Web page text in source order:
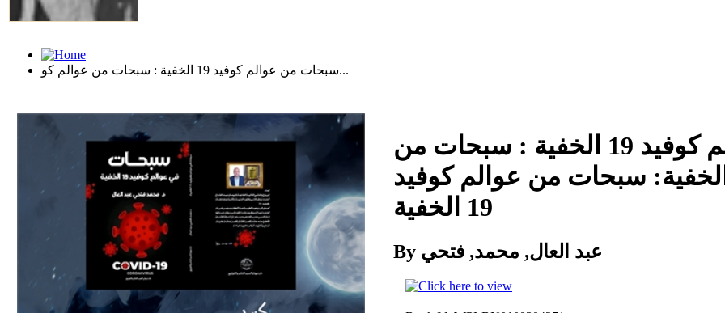
سبحات من عوالم كوفيد 19 الخفية : سبحات من عوالم كو...
Download
سبحات من عوالم كوفيد 19 الخفية : سبحات من
كوفيد 19 الخفية: سبحات من عوالم كوفيد
19 الخفية
By عبد العال, محمد, فتحي